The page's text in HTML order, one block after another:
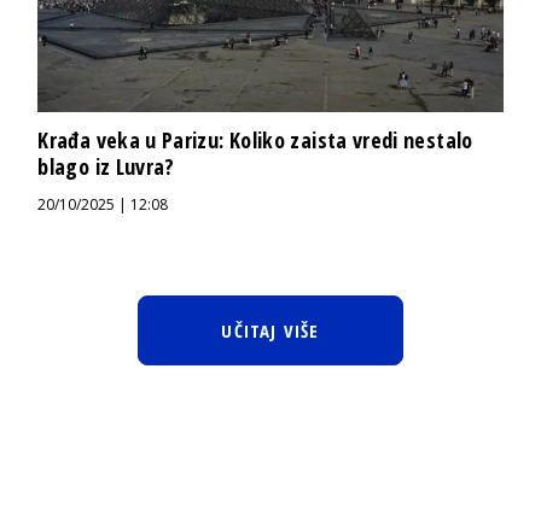
Krađa veka u Parizu: Koliko zaista vredi nestalo
blago iz Luvra?
20/10/2025 | 12:08
UČITAJ VIŠE